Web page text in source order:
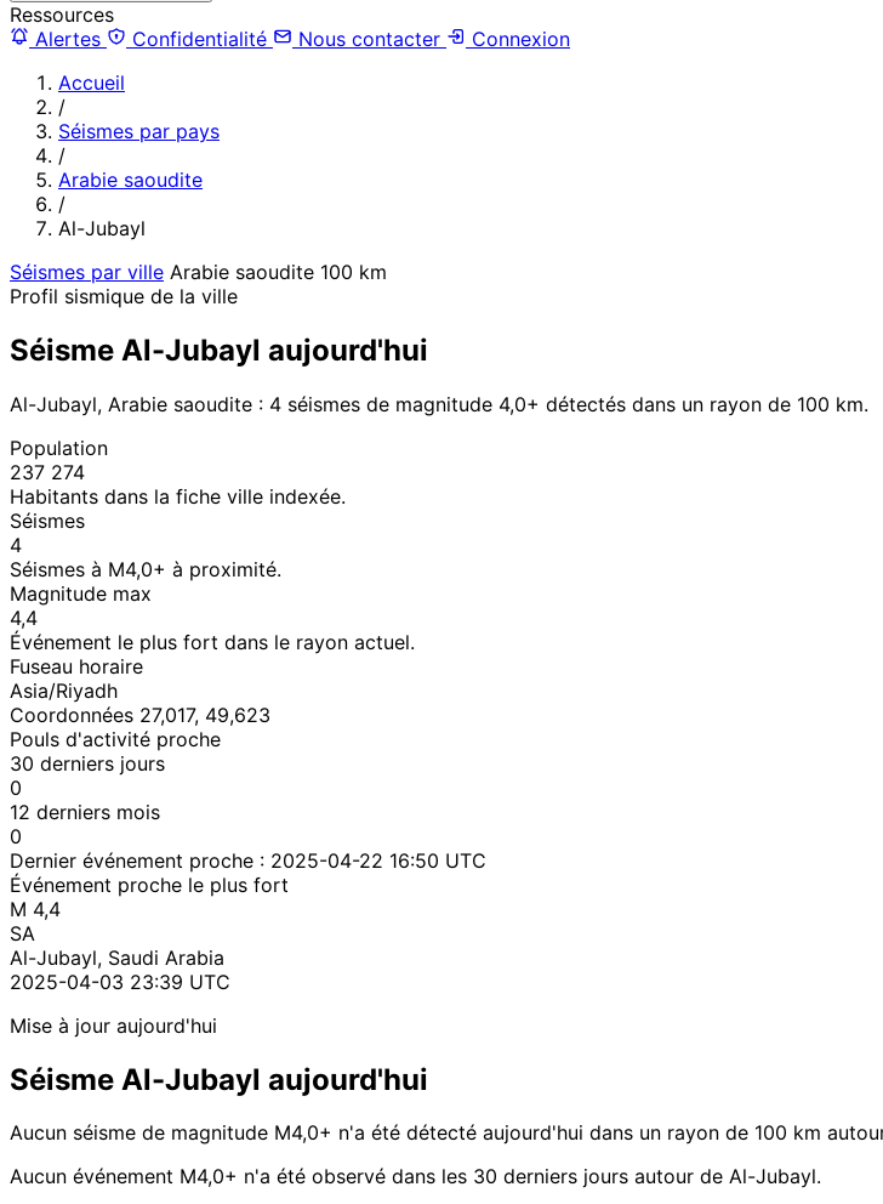
Ressources
Alertes
Confidentialité Nous contacter
Connexion
Accueil
/
Séismes par pays
/
Arabie saoudite
/
Al-Jubayl
Séismes par ville Arabie saoudite 100 km
Profil sismique de la ville
Séisme Al-Jubayl aujourd'hui
Al-Jubayl, Arabie saoudite : 4 séismes de magnitude 4,0+ détectés dans un rayon de 100 km.
Population
237 274
Habitants dans la fiche ville indexée.
Séismes
4
Séismes à M4,0+ à proximité.
Magnitude max
4,4
Événement le plus fort dans le rayon actuel.
Fuseau horaire
Asia/Riyadh
Coordonnées 27,017, 49,623
Pouls d'activité proche
30 derniers jours
0
12 derniers mois
0
Dernier événement proche : 2025-04-22 16:50 UTC
Événement proche le plus fort
M 4,4
SA
Al-Jubayl, Saudi Arabia
2025-04-03 23:39 UTC
Mise à jour aujourd'hui
Séisme Al-Jubayl aujourd'hui
Aucun séisme de magnitude M4,0+ n'a été détecté aujourd'hui dans un rayon de 100 km
Aucun événement M4,0+ n'a été observé dans les 30 derniers jours autour de Al-Jubayl.